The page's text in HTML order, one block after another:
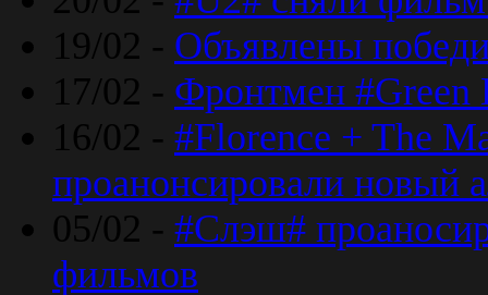
19/02 - Объявлены
17/02 - Фронтмен #Green
16/02 - #Florence + The
проанонсировали новый
05/02 - #Слэш#
фильмов